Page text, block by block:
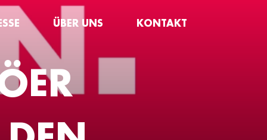
ÜBER UNS KONTAKT